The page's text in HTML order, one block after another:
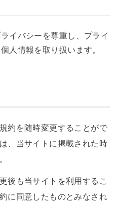
イバシーを尊重し、プライ
人情報を取り扱います。
約を随時変更することがで
、当サイトに掲載された時
後も当サイトを利用するこ
に同意したものとみなされ